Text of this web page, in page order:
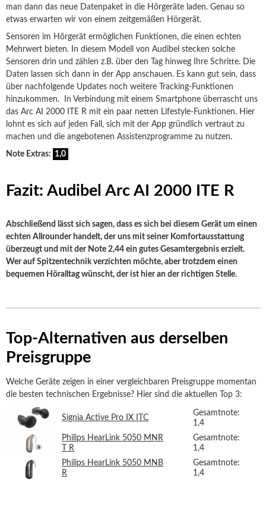
man dann das neue Datenpaket in die Hörgeräte laden. Genau so
etwas erwarten wir von einem zeitgemäßen Hörgerät.
Sensoren im Hörgerät ermöglichen Funktionen, die einen echten
Mehrwert bieten. In diesem Modell von Audibel stecken solche
Sensoren drin und zählen z.B. über den Tag hinweg Ihre Schritte. Die
Daten lassen sich dann in der App anschauen. Es kann gut sein, dass
über nachfolgende Updates noch weitere Tracking-Funktionen
hinzukommen. In Verbindung mit einem Smartphone überrascht uns
das Arc AI 2000 ITE R mit ein paar netten Lifestyle-Funktionen. Hier
lohnt es sich auf jeden Fall, sich mit der App gründlich vertraut zu
machen und die angebotenen Assistenzprogramme zu nutzen.
Note Extras: 1,0
Fazit: Audibel Arc AI 2000 ITE R
Abschließend lässt sich sagen, dass es sich bei diesem Gerät um einen
echten Allrounder handelt, der uns mit seiner Komfortausstattung
überzeugt und mit der Note 2,44 ein gutes Gesamtergebnis erzielt.
Wer auf Spitzentechnik verzichten möchte, aber trotzdem einen
bequemen Höralltag wünscht, der ist hier an der richtigen Stelle.
Top-Alternativen aus derselben
Preisgruppe
Welche Geräte zeigen in einer vergleichbaren Preisgruppe momentan
die besten technischen Ergebnisse? Hier sind die aktuellen Top 3:
Signia Active Pro IX ITC
Gesamtnote:
1,4
Philips HearLink 5050 MNR
T R
Gesamtnote:
1,4
Philips HearLink 5050 MNB
R
Gesamtnote:
1,4